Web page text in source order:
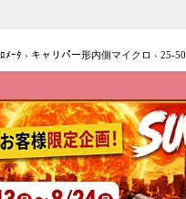
ﾒｰﾀ › キャリパー形内側マイクロ › 25-50